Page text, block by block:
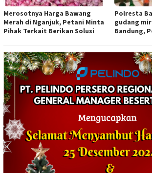
Merosotnya Harga Bawang
Merah di Nganjuk, Petani Minta
Pihak Terkait Berikan Solusi
Polresta
gudang
Bandung,